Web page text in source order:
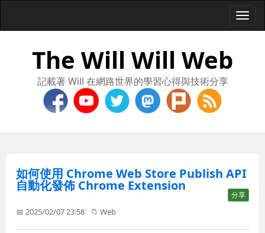
The Will Will Web
記載著 Will 在網路世界的學習心得與技術分享
如何使用 Chrome Web Store Publish API
自動化發佈 Chrome Extension
分享
📅 2025/02/07 23:58 📁Web